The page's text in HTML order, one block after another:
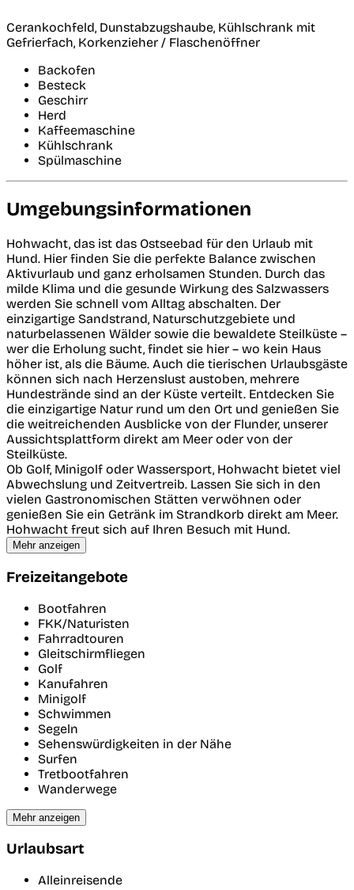
Cerankochfeld, Dunstabzugshaube, Kühlschrank mit
Gefrierfach, Korkenzieher / Flaschenöffner
Backofen
Besteck
Geschirr
Herd
Kaffeemaschine
Kühlschrank
Spülmaschine
Umgebungsinformationen
Hohwacht, das ist das Ostseebad für den Urlaub mit
Hund. Hier finden Sie die perfekte Balance zwischen
Aktivurlaub und ganz erholsamen Stunden. Durch das
milde Klima und die gesunde Wirkung des Salzwassers
werden Sie schnell vom Alltag abschalten. Der
einzigartige Sandstrand, Naturschutzgebiete und
naturbelassenen Wälder sowie die bewaldete Steilküste –
wer die Erholung sucht, findet sie hier – wo kein Haus
höher ist, als die Bäume. Auch die tierischen Urlaubsgäste
können sich nach Herzenslust austoben, mehrere
Hundestrände sind an der Küste verteilt. Entdecken Sie
die einzigartige Natur rund um den Ort und genießen Sie
die weitreichenden Ausblicke von der Flunder, unserer
Aussichtsplattform direkt am Meer oder von der
Steilküste.
Ob Golf, Minigolf oder Wassersport, Hohwacht bietet viel
Abwechslung und Zeitvertreib. Lassen Sie sich in den
vielen Gastronomischen Stätten verwöhnen oder
genießen Sie ein Getränk im Strandkorb direkt am Meer.
Hohwacht freut sich auf Ihren Besuch mit Hund.
Mehr anzeigen
Freizeitangebote
Bootfahren
FKK/Naturisten
Fahrradtouren
Gleitschirmfliegen
Golf
Kanufahren
Minigolf
Schwimmen
Segeln
Sehenswürdigkeiten in der Nähe
Surfen
Tretbootfahren
Wanderwege
Mehr anzeigen
Urlaubsart
Alleinreisende